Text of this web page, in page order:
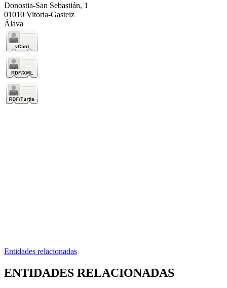
Donostia-San Sebastián, 1
01010 Vitoria-Gasteiz
Álava
Entidades relacionadas
ENTIDADES RELACIONADAS